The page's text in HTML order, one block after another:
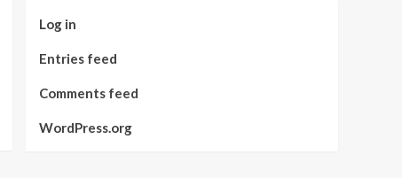
Log in
Entries feed
Comments feed
WordPress.org